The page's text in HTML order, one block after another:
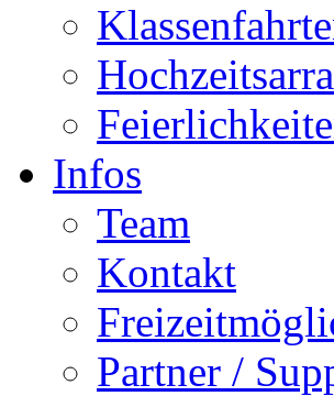
Infos
Team
Kontakt
Partner /